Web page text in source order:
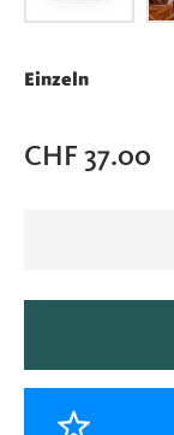
Einzeln
CHF 37.00
blush